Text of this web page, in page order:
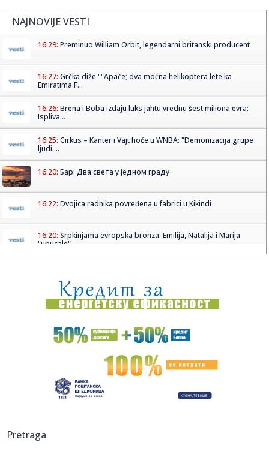
NAJNOVIJE VESTI
16:29: Preminuo William Orbit, legendarni britanski producent
16:27: Grčka diže ""Apače; dva moćna helikoptera lete ka
Emiratima F...
16:26: Brena i Boba izdaju luks jahtu vrednu šest miliona evra:
Ispliva...
16:25: Cirkus – Kanter i Vajt hoće u WNBA: "Demonizacija grupe
ljudi....
16:20: Бар: Два света у једном граду
16:22: Dvojica radnika povređena u fabrici u Kikindi
16:20: Srpkinjama evropska bronza: Emilija, Natalija i Marija
"upucale" ...
16:17:Drugo veče „Fresh Wave“ festivala spojilo nespojive
ritmove
16:17:Nada Topčagić iskreno o prolaznosti i najvećem strahu:
"Velika...
Najveća željezara iz Afrike dolazi u BiH, velika prilika za
16:17:Gmail uvodi velike promjene od 2027. godine: Milioni
Pretraga